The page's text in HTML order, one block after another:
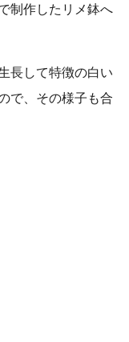
制作したリメ鉢へ
長して特徴の白い
で、その様子も合